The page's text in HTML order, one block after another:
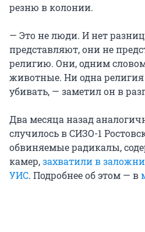
резню в колонии.
— Это не люди. И нет
представляют, они не
религию. Они, одним
животные. Ни одна
убивать, — заметил он в
Два месяца назад
случилось в СИЗО-1
обвиняемые радикалы,
камер,захватили в
УИС. Подробнее об этом — в